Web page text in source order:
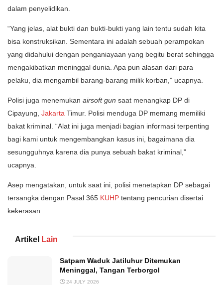
dalam penyelidikan.
“Yang jelas, alat bukti dan bukti-bukti yang lain tentu sudah kita
bisa konstruksikan. Sementara ini adalah sebuah perampokan
yang didahului dengan penganiayaan yang begitu berat sehingga
mengakibatkan meninggal dunia. Apa pun alasan dari para
pelaku, dia mengambil barang-barang milik korban,” ucapnya.
Polisi juga menemukan airsoft gun saat menangkap DP di
Cipayung, Jakarta Timur. Polisi menduga DP memang memiliki
bakat kriminal. “Alat ini juga menjadi bagian informasi terpenting
bagi kami untuk mengembangkan kasus ini, bagaimana dia
sesungguhnya karena dia punya sebuah bakat kriminal,”
ucapnya.
Asep mengatakan, untuk saat ini, polisi menetapkan DP sebagai
tersangka dengan Pasal 365 KUHP tentang pencurian disertai
kekerasan.
Artikel Lain
Satpam Waduk Jatiluhur Ditemukan
Meninggal, Tangan Terborgol
24 JULY 2026